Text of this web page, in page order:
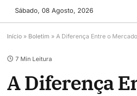
Sábado, 08 Agosto, 2026
Início » Boletim » A Diferença Entre o
7 Min Leitura
A Diferença